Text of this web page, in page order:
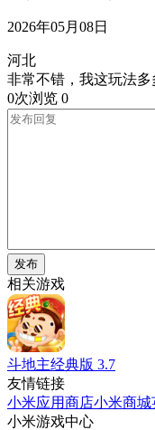
2026年05月08日
河北
非常不错，我这玩法
0次浏览 0
发布
相关游戏
斗地主经典版 3.7
友情链接
小米应用商店小米商城
小米游戏中心